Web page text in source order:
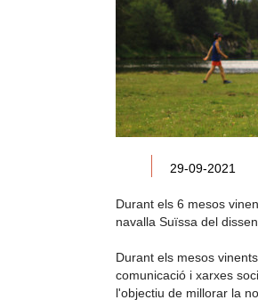
29-09-2021
Durant els 6 mesos
navalla Suïssa del
Durant els mesos vinents
comunicació i xarxes
l'objectiu de millorar la